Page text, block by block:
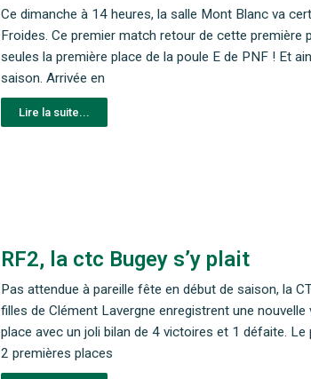
Ce dimanche à 14 heures, la salle Mont Blanc va
Froides. Ce premier match retour de cette
seules la première place de la poule E de PNF ! Et
saison. Arrivée en
Lire la suite...
RF2, la ctc Bugey s’y plait
Pas attendue à pareille fête en début de saison, la
filles de Clément Lavergne enregistrent une
place avec un joli bilan de 4 victoires et 1 défaite.
2 premières places